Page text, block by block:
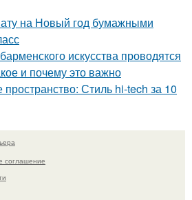
на Новый год бумажными
искусства проводятся
и почему это важно
Стиль hi-tech за 10
соглашение